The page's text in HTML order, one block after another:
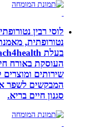
לוסי רבין נטורופתית
נטורופתית, מאמנת
העוסקת באורח חיים
שירותים ומוצרים
המבקשים לשפר את
סגנון חיים בריא.